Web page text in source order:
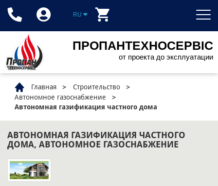
ПРОПАНТЕХНОСЕРВІС
от проекта до эксплуатации
RU
Главная
Строительство
Автономное газоснабжение
Автономная газификация частного дома
АВТОНОМНАЯ ГАЗИФИКАЦИЯ ЧАСТНОГО
ДОМА, АВТОНОМНОЕ ГАЗОСНАБЖЕНИЕ